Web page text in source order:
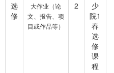
选
修
大作业（论
文、报告、项
目或作品等）
2
少
院1
春
选
修
课
程